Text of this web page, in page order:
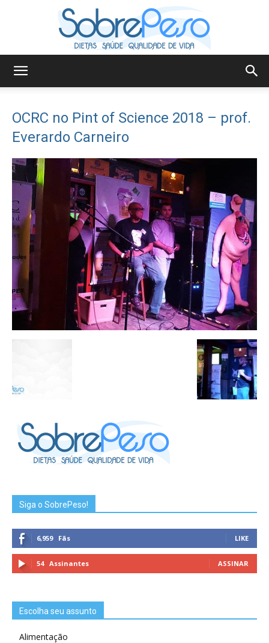
OCRC no Pint of Science 2018 – prof.
Everardo Carneiro
Siga o SobrePeso!
6,959 Fãs LIKE
54 Assinantes ASSINAR
Escolha seu assunto
Alimentação